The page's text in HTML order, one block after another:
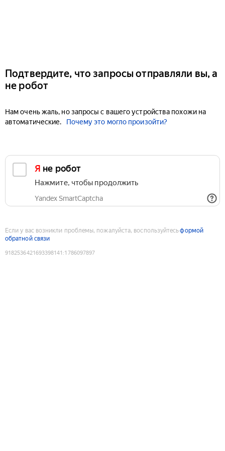
Подтвердите, что запросы отправляли вы, а
не робот
Нам очень жаль, но запросы с вашего устройства похожи на
автоматические.
Почему это могло произойти?
Я не робот
Нажмите, чтобы продолжить
Yandex SmartCaptcha
Если у вас возникли проблемы, пожалуйста, воспользуйтесьформой
обратной связи
9182536421693398141 :1786097897